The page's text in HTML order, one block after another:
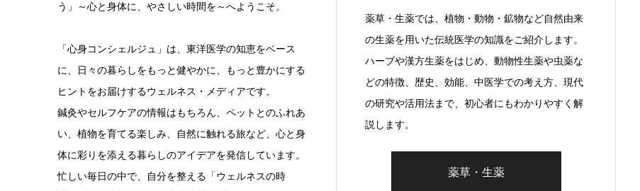
う」～心と身体に、やさしい時間を～へようこそ。
「心身コンシェルジュ」は、東洋医学の知恵をベース
に、日々の暮らしをもっと健やかに、もっと豊かにする
ヒントをお届けするウェルネス・メディアです。
鍼灸やセルフケアの情報はもちろん、ペットとのふれあ
い、植物を育てる楽しみ、自然に触れる旅など、心と身
体に彩りを添える暮らしのアイデアを発信しています。
忙しい毎日の中で、自分を整える「ウェルネスの時
薬草・生薬では、植物・動物・鉱物など自然由来
の生薬を用いた伝統医学の知識をご紹介します。
ハーブや漢方生薬をはじめ、動物性生薬や虫薬な
どの特徴、歴史、効能、中医学での考え方、現代
の研究や活用法まで、初心者にもわかりやすく解
説します。
薬草・生薬